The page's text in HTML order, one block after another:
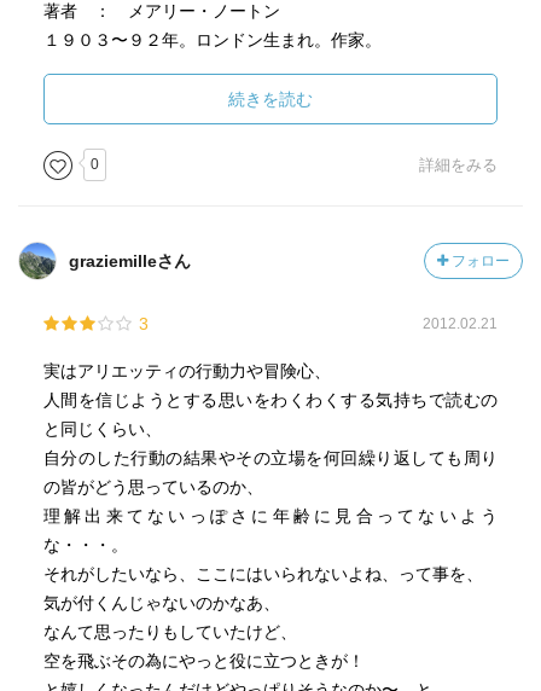
著者 ： メアリー・ノートン
１９０３〜９２年。ロンドン生まれ。作家。
「小人シリーズ」のほか、「空とぶベッドと魔法のほう
き」などの作品がある。
続きを読む
0 詳細をみる
graziemilleさん フォロー
3 2012.02.21
実はアリエッティの行動力や冒険心、
人間を信じようとする思いをわくわくする気持ちで読むの
と同じくらい、
自分のした行動の結果やその立場を何回繰り返しても周り
の皆がどう思っているのか、
理解出来てないっぽさに年齢に見合ってないよう
な・・・。
それがしたいなら、ここにはいられないよね、って事を、
気が付くんじゃないのかなあ、
なんて思ったりもしていたけど、
空を飛ぶその為にやっと役に立つときが！